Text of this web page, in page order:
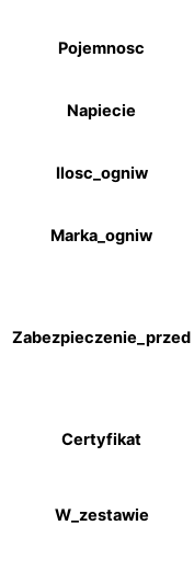
Pojemnosc
Napiecie
Ilosc_ogniw
Marka_ogniw
Zabezpieczenie_przed
Certyfikat
W_zestawie